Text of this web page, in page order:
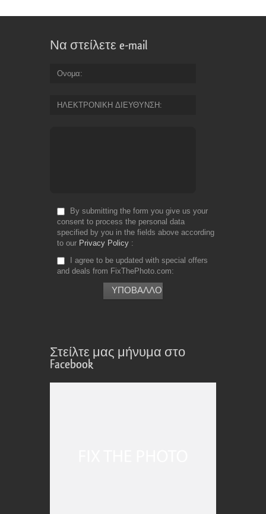
Να στείλετε e-mail
Ονομα
ΗΛΕΚΤΡΟΝΙΚΗ ΔΙΕΥΘΥΝΣΗ
By submitting the form you give us your
consent to process the personal data
specified by you in the fields above according
to our Privacy Policy
I agree to be updated with special offers
and deals from FixThePhoto.com
Στείλτε μας μήνυμα στο
Facebook